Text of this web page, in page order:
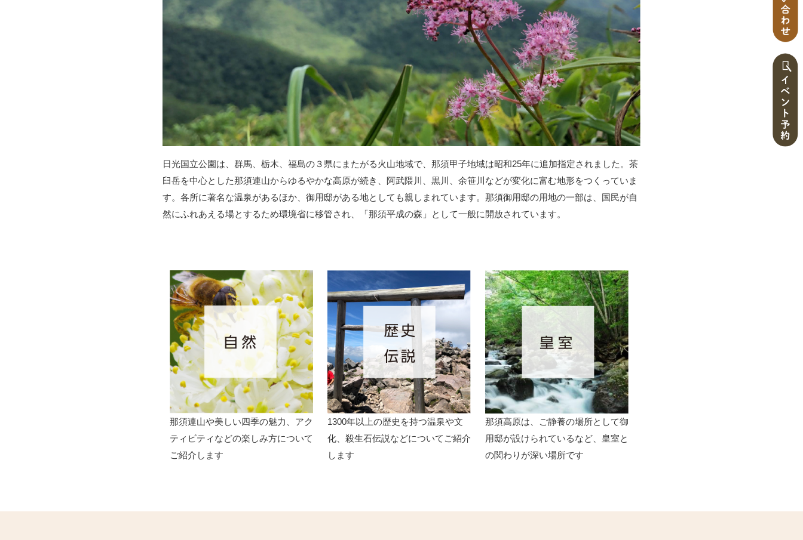
日光国立公園は、群馬、栃木、福島の３県にまたがる火山地域で、那須甲子地域は昭和25年に追加指定されました。茶
臼岳を中心とした那須連山からゆるやかな高原が続き、阿武隈川、黒川、余笹川などが変化に富む地形をつくっていま
す。各所に著名な温泉があるほか、御用邸がある地としても親しまれています。那須御用邸の用地の一部は、国民が自
然にふれあえる場とするため環境省に移管され、「那須平成の森」として一般に開放されています。
那須連山や美しい四季の魅力、アク
ティビティなどの楽しみ方について
ご紹介します
1300年以上の歴史を持つ温泉や文
化、殺生石伝説などについてご紹介
します
那須高原は、ご静養の場所として御
用邸が設けられているなど、皇室と
の関わりが深い場所です